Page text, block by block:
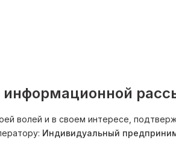
информационной
волей и в своем интересе,
Индивидуальный